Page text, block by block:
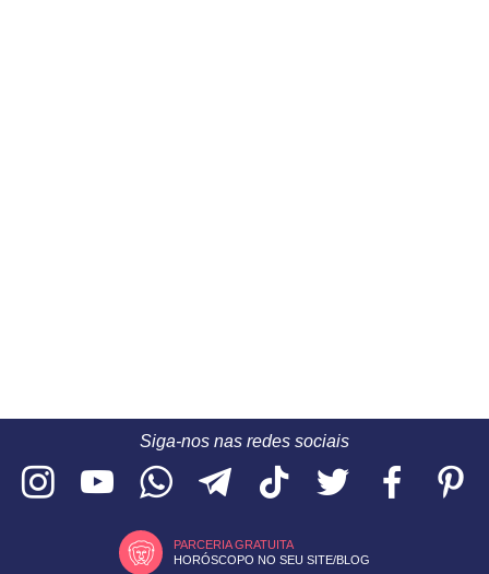
Siga-nos nas redes sociais
PARCERIA GRATUITA
HORÓSCOPO NO SEU SITE/BLOG